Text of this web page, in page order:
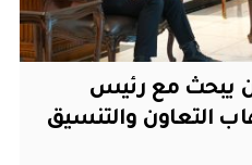
يبحث مع رئيس
التعاون والتنسيق